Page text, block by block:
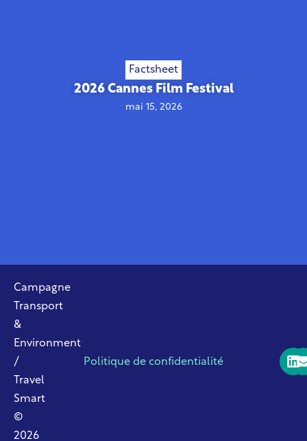
Factsheet
2026 Cannes Film Festival
mai 15, 2026
Campagne
Transport
&
Environment
/
Travel
Smart
©
2026
Politique de confidentialité